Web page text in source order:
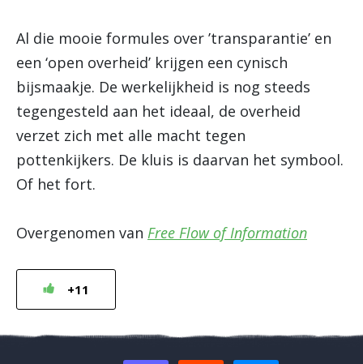
Al die mooie formules over ’transparantie’ en
een ‘open overheid’ krijgen een cynisch
bijsmaakje. De werkelijkheid is nog steeds
tegengesteld aan het ideaal, de overheid
verzet zich met alle macht tegen
pottenkijkers. De kluis is daarvan het symbool.
Of het fort.
Overgenomen van Free Flow of Information
+11